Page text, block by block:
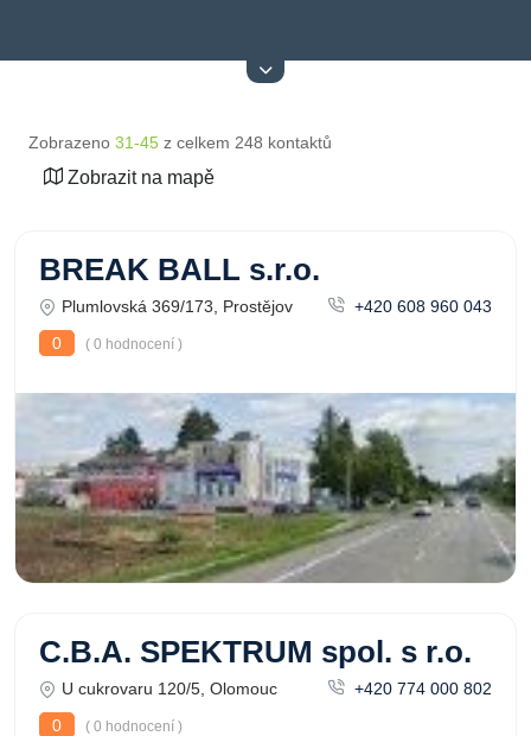
Zobrazeno 31-45 z celkem 248 kontaktů
Zobrazit na mapě
BREAK BALL s.r.o.
Plumlovská 369/173, Prostějov
+420 608 960 043
0
( 0 hodnocení )
C.B.A. SPEKTRUM spol. s r.o.
U cukrovaru 120/5, Olomouc
+420 774 000 802
0
( 0 hodnocení )